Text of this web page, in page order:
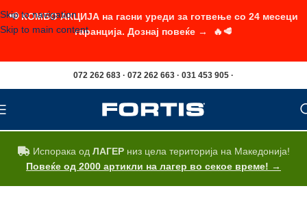
Skip to navigation
Skip to main content
072 262 683 · 072 262 663 · 031 453 905 ·
Испорака од ЛАГЕРниз цела територија на Македонија!
Повеќе од 2000 артикли на лагер во секое време! →
📢 КОМБО АКЦИЈА на гасни уреди за готвење со 24 месеци
гаранција. Дознај повеќе → 🔥🥩